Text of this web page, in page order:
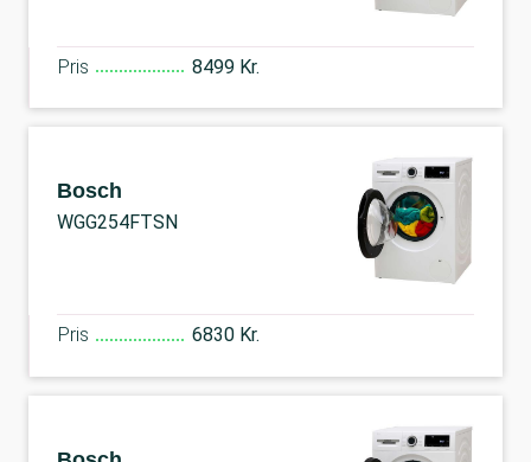
Pris 8499 Kr.
Bosch
WGG254FTSN
Pris 6830 Kr.